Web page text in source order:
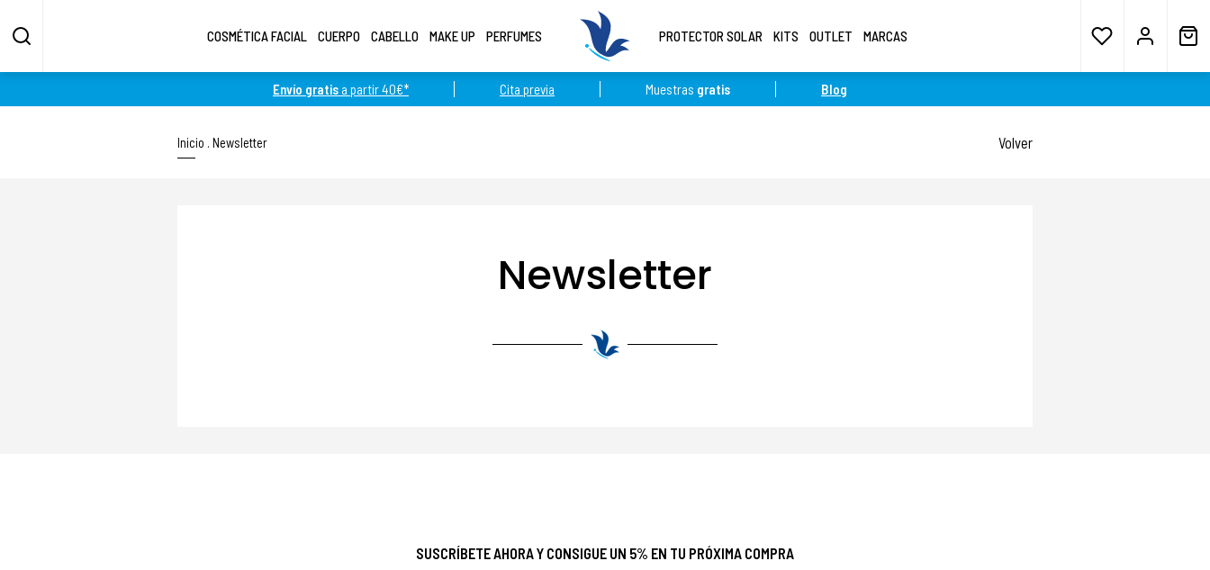
Envío gratis a partir 40€* Cita previa Muestras gratis Blog
COSMÉTICA FACIAL CUERPO CABELLO MAKE UP PERFUMES PROTECTOR SOLAR KITS OUTLET MARCAS
Inicio Newsletter Volver
Newsletter
SUSCRÍBETE AHORA Y CONSIGUE UN 5% EN TU PRÓXIMA COMPRA